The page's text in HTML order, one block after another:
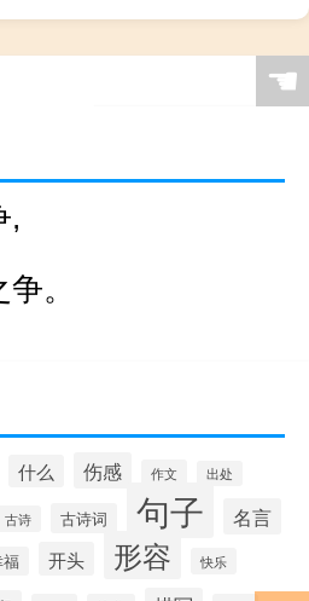
☚
,
。
什么 伤感 作文 出处
古诗 古诗词 句子 名言
福 开头 形容 快乐